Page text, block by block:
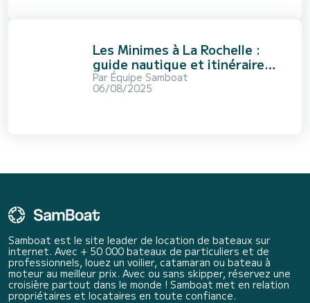
Les Minimes à La Rochelle :
guide nautique et itinéraire
d’une journée en mer
Par Équipe Samboat
06/08/2025
Samboat est le site leader de location de bateaux sur
internet. Avec + 50 000 bateaux de particuliers et de
professionnels, louez un voilier, catamaran ou bateau à
moteur au meilleur prix. Avec ou sans skipper, réservez une
croisière partout dans le monde ! Samboat met en relation
propriétaires et locataires en toute confiance.